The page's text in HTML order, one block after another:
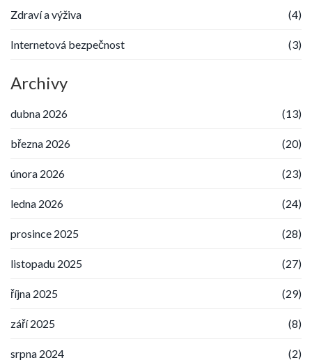
Zdraví a výživa (4)
Internetová bezpečnost (3)
Archivy
dubna 2026 (13)
března 2026 (20)
února 2026 (23)
ledna 2026 (24)
prosince 2025 (28)
listopadu 2025 (27)
října 2025 (29)
září 2025 (8)
srpna 2024 (2)